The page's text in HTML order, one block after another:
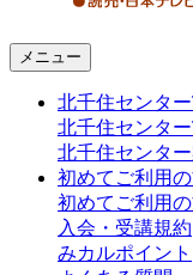
メニュー
北千住センタ
北千住センタ
北千住センタ
初めてご利用
初めてご利用
入会・受講規約
みカルポイント